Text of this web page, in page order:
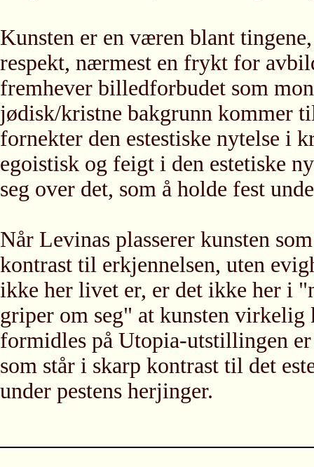
Kunsten er en væren blant
respekt, nærmest en frykt for
fremhever billedforbudet som
jødisk/kristne bakgrunn kommer
fornekter den estestiske nytelse i
egoistisk og feigt i den estetiske
seg over det, som å holde fest
Når Levinas plasserer kunsten
kontrast til erkjennelsen, uten
ikke her livet er, er det ikke her i
griper om seg" at kunsten virkelig
formidles på Utopia-utstillingen
som står i skarp kontrast til det
under pestens herjinger.